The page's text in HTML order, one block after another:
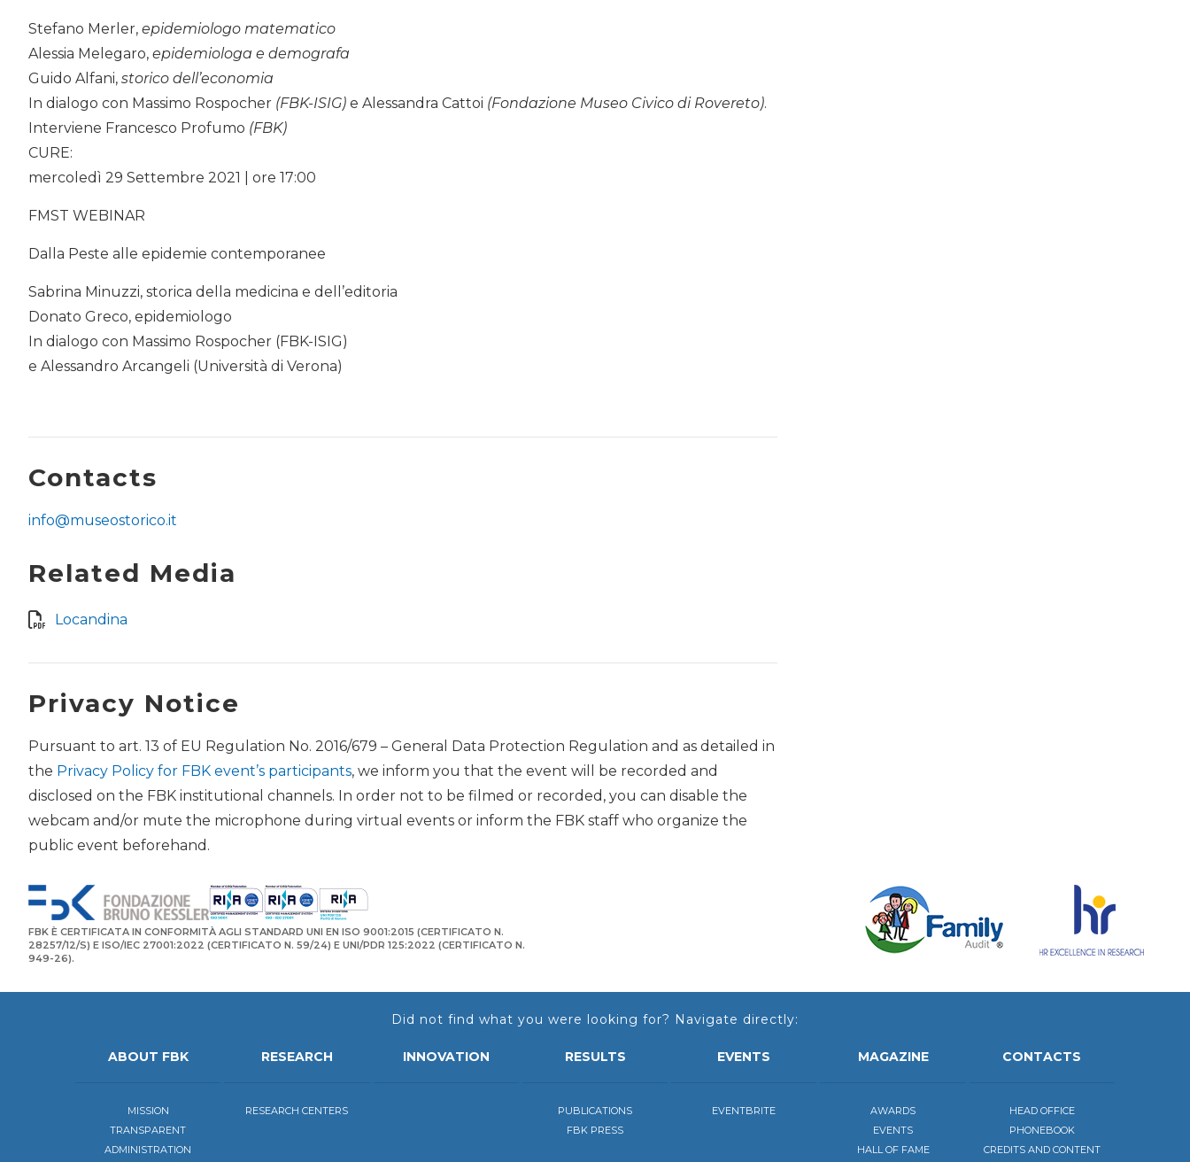
Stefano Merler, epidemiologo matematico
Alessia Melegaro, epidemiologa e demografa
Guido Alfani, storico dell’economia
In dialogo con Massimo Rospocher (FBK-ISIG) e Alessandra Cattoi (Fondazione Museo Civico di Rovereto).
Interviene Francesco Profumo (FBK)
CURE:
mercoledì 29 Settembre 2021 | ore 17:00
FMST WEBINAR
Dalla Peste alle epidemie contemporanee
Sabrina Minuzzi, storica della medicina e dell’editoria
Donato Greco, epidemiologo
In dialogo con Massimo Rospocher (FBK-ISIG)
e Alessandro Arcangeli (Università di Verona)
Contacts
info@museostorico.it
Related Media
Locandina
Privacy Notice
Pursuant to art. 13 of EU Regulation No. 2016/679 – General Data Protection Regulation and as detailed in
the Privacy Policy for FBK event’s participants, we inform you that the event will be recorded and
disclosed on the FBK institutional channels. In order not to be filmed or recorded, you can disable the
webcam and/or mute the microphone during virtual events or inform the FBK staff who organize the
public event beforehand.
FBK È CERTIFICATA IN CONFORMITÀ AGLI STANDARD UNI EN ISO 9001:2015 (CERTIFICATO N.
28257/12/S) E ISO/IEC 27001:2022 (CERTIFICATO N. 59/24) E UNI/PDR 125:2022 (CERTIFICATO N.
949-26).
Did not find what you were looking for? Navigate directly:
ABOUT FBK
MISSION
TRANSPARENT
ADMINISTRATION
RESEARCH
RESEARCH CENTERS
INNOVATION RESULTS
PUBLICATIONS
FBK PRESS
EVENTS
EVENTBRITE
MAGAZINE
AWARDS
EVENTS
HALL OF FAME
CONTACTS
HEAD OFFICE
PHONEBOOK
CREDITS AND CONTENT